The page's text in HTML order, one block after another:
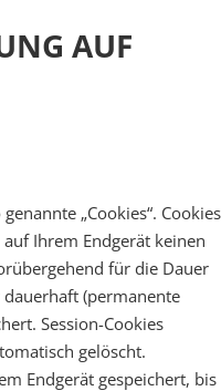
AUF
„Cookies“. Cookies
Ihrem Endgerät keinen
für die Dauer
dauerhaft (permanente
Session-Cookies
gelöscht.
Endgerät gespeichert, bis